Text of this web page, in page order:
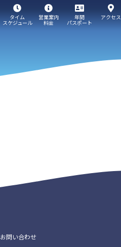
タイム
スケジュール
営業案内
料金
年間
パスポート
アクセス
お問い合わせ